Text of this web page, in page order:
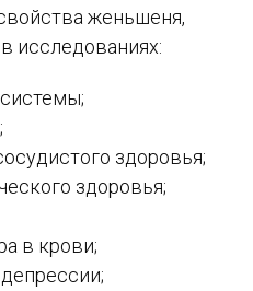
женьшеня,
исследованиях:
здоровья;
здоровья;
в крови;